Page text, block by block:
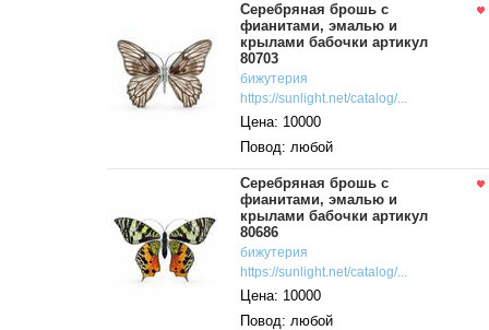
Серебряная брошь с
фианитами, эмалью и
крылами бабочки артикул
80703
бижутерия
https://sunlight.net/catalog/...
Цена: 10000
Повод: любой
Серебряная брошь с
фианитами, эмалью и
крылами бабочки артикул
80686
бижутерия
https://sunlight.net/catalog/...
Цена: 10000
Повод: любой